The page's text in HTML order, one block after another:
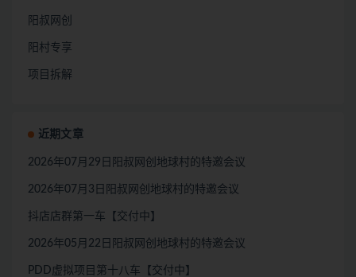
阳叔网创
阳村专享
项目拆解
近期文章
2026年07月29日阳叔网创地球村的特邀会议
2026年07月3日阳叔网创地球村的特邀会议
抖店店群第一车【交付中】
2026年05月22日阳叔网创地球村的特邀会议
PDD虚拟项目第十八车【交付中】